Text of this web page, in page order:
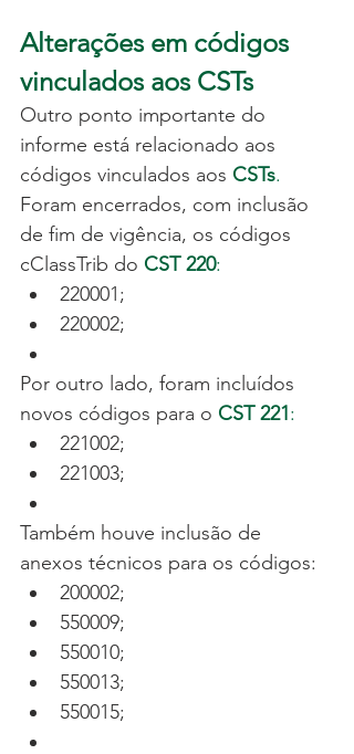
Alterações em códigos
vinculados aos CSTs
Outro ponto importante do
informe está relacionado aos
códigos vinculados aos CSTs.
Foram encerrados, com inclusão
de fim de vigência, os códigos
cClassTrib do CST 220:
220001;
220002;
Por outro lado, foram incluídos
novos códigos para o CST 221:
221002;
221003;
Também houve inclusão de
anexos técnicos para os códigos:
200002;
550009;
550010;
550013;
550015;